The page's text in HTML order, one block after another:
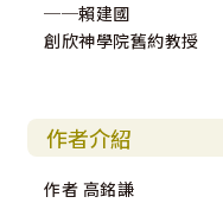
──賴建國
創欣神學院舊約教授
作者介紹
作者 高銘謙